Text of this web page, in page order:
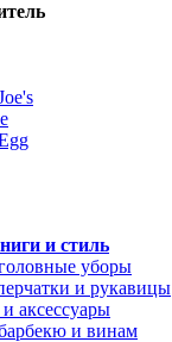
и стиль
уборы
и рукавицы
аксессуары
и винам